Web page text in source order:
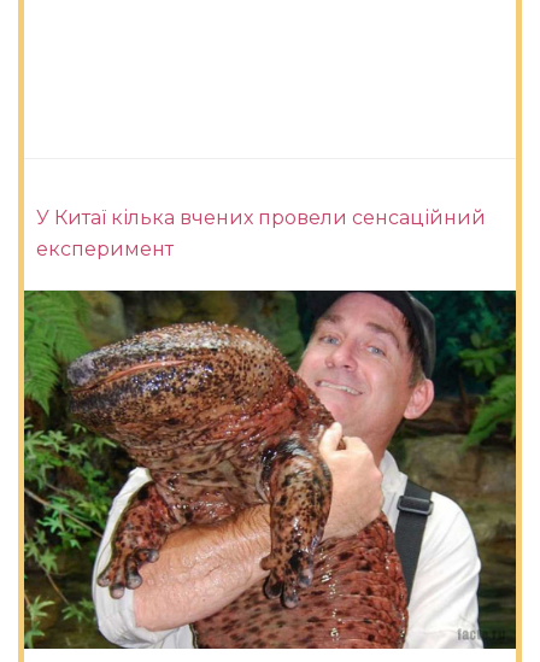
У Китаї кілька вчених провели сенсаційний
експеримент